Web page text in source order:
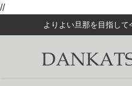
//
よりよい旦那を目指して